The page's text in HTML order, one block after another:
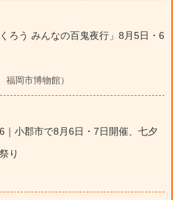
ろう みんなの百鬼夜行」8月5日・6
岡市博物館）
｜小郡市で8月6日・7日開催、七夕
り